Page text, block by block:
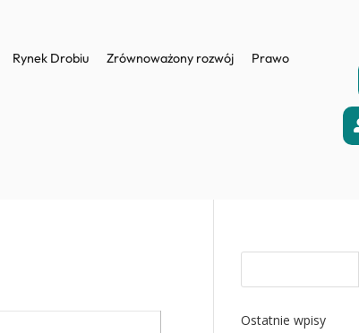
Rynek Drobiu Zrównoważony rozwój Prawo
Ostatnie wpisy